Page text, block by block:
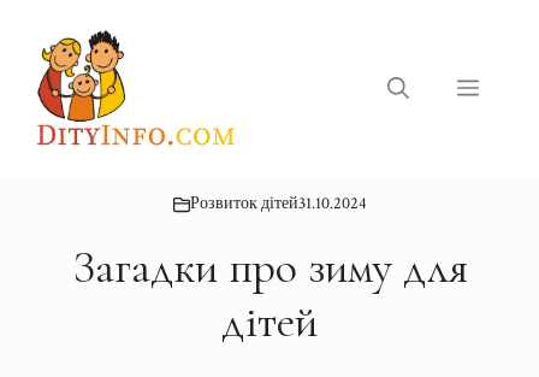
вмісту
Меню
Розвиток дітей31.10.2024
Загадки про зиму для
дітей